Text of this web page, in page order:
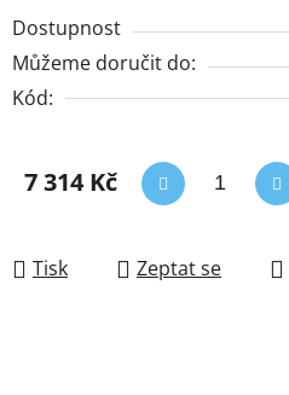
Dostupnost
Můžeme doručit do:
Kód:
7 314 Kč
Tisk Zeptat se